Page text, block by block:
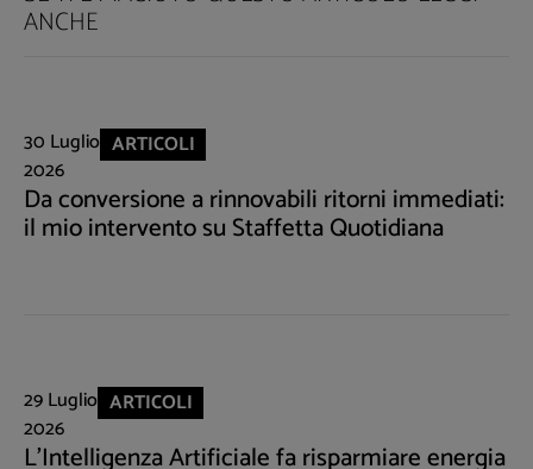
ANCHE
30 Luglio
2026
ARTICOLI
Da conversione a rinnovabili ritorni immediati:
il mio intervento su Staffetta Quotidiana
29 Luglio
2026
ARTICOLI
L'Intelligenza Artificiale fa risparmiare energia